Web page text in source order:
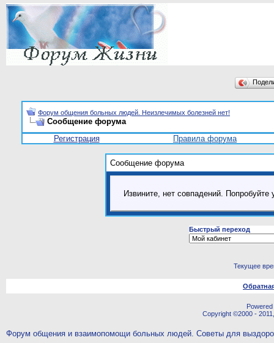
Форум общения больных людей. Неизлечимых болезней нет!
Сообщение форума
Регистрация
Правила форума
Сообщение форума
Извините, нет совпадений.
Быстрый переход
Текущее
Copyright ©2000 -
Форум общения и взаимопомощи больных людей. Советы для